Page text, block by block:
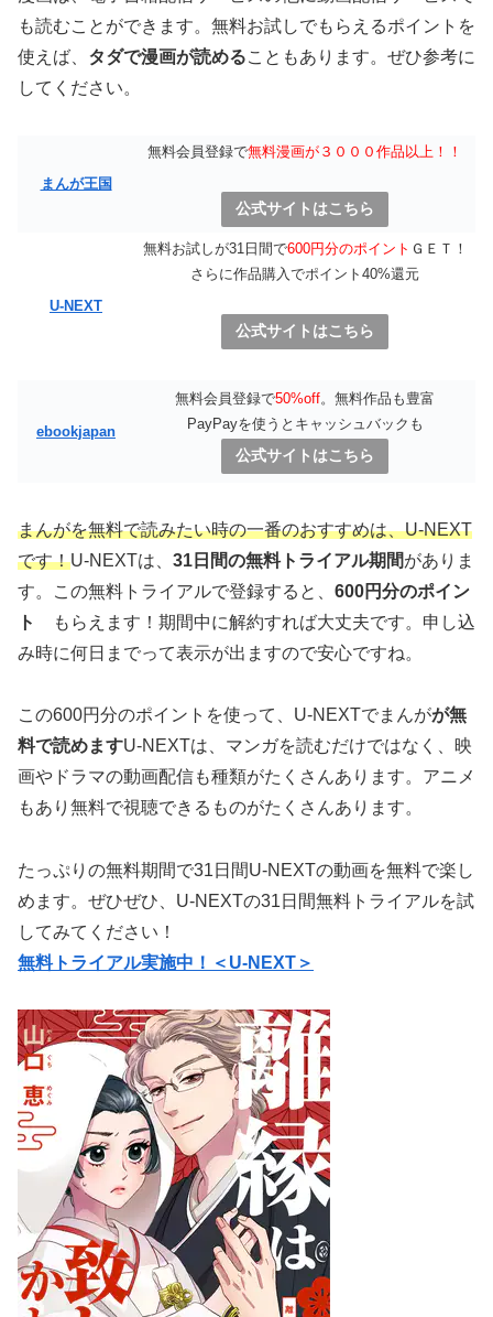
も読むことができます。無料お試しでもらえるポイントを
使えば、 タダで漫画が読めることもあります。ぜひ参考に
してください。
まんが王国
無料会員登録で無料漫画が３０００作品以上！！
公式サイトはこちら
U-NEXT
無料お試しが31日間で600円分のポイント ＧＥＴ！
さらに作品購入でポイント40%還元
公式サイトはこちら
ebookjapan
無料会員登録で50%off。無料作品も豊富
PayPayを使うとキャッシュバックも
公式サイトはこちら
まんがを無料で読みたい時の一番のおすすめは、U-NEXT
です！U-NEXTは、 31日間の無料トライアル期間がありま
す。この無料トライアルで登録すると、 600円分のポイン
ト
もらえます！期間中に解約すれば大丈夫です。申し込
み時に何日までって表示が出ますので安心ですね。
この600円分のポイントを使って、U-NEXTでまんがが無
料で読めますU-NEXTは、マンガを読むだけではなく、映
画やドラマの動画配信も種類がたくさんあります。アニメ
もあり無料で視聴できるものがたくさんあります。
たっぷりの無料期間で31日間U-NEXTの動画を無料で楽し
めます。ぜひぜひ、U-NEXTの31日間無料トライアルを試
してみてください！
無料トライアル実施中！＜U-NEXT＞